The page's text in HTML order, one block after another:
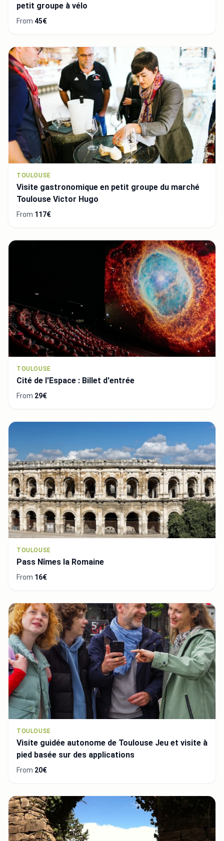
petit groupe à vélo
From 45€
TOULOUSE
Visite gastronomique en petit groupe du marché
Toulouse Victor Hugo
From 117€
TOULOUSE
Cité de l'Espace : Billet d'entrée
From 29€
TOULOUSE
Pass Nîmes la Romaine
From 16€
TOULOUSE
Visite guidée autonome de Toulouse Jeu et visite à
pied basée sur des applications
From 20€